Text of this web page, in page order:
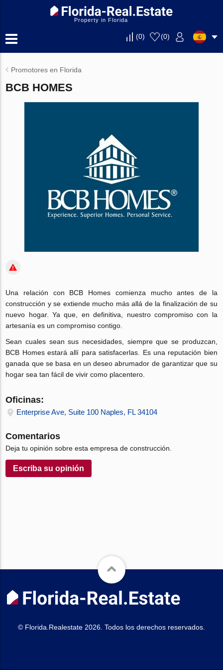
Property in Florida
(0) (0)
Promotores en Florida
BCB HOMES
Una relación con BCB Homes comienza mucho antes de la
construcción y se extiende mucho más allá de la finalización de su
nuevo hogar.
Ya que, en definitiva, nuestro compromiso con la
artesanía es un compromiso contigo.
Sean cuales sean sus necesidades, siempre que se produzcan,
BCB Homes estará allí para satisfacerlas.
Es una reputación bien
ganada que se basa en un deseo abrumador de garantizar que su
hogar sea tan fácil de vivir como placentero.
Oficinas:
Enterprise Ave, Suite 100 Naples, FL 34104
Comentarios
Deja tu opinión sobre esta empresa de construcción.
Escriba su opinión
© Florida.Realestate 2026. Todos los derechos reservados.